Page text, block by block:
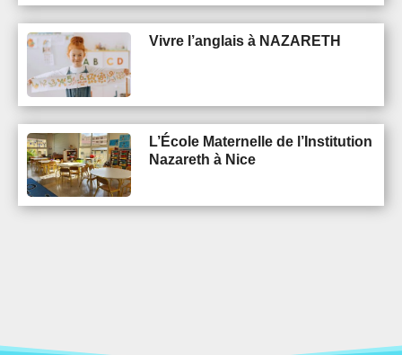
Vivre l’anglais à NAZARETH
L’École Maternelle de l’Institution
Nazareth à Nice